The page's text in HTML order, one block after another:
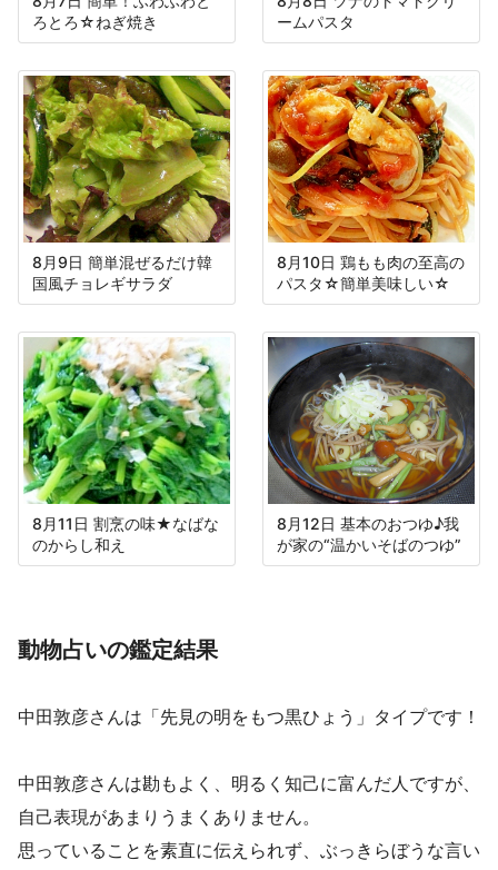
ろとろ☆ねぎ焼き
ームパスタ
8月9日 簡単混ぜるだけ韓
国風チョレギサラダ
8月10日 鶏もも肉の至高の
パスタ☆簡単美味しい☆
8月11日 割烹の味★なばな
のからし和え
8月12日 基本のおつゆ♪我
が家の“温かいそばのつゆ”
動物占いの鑑定結果
中田敦彦さんは「先見の明をもつ黒ひょう」タイプです！
中田敦彦さんは勘もよく、明るく知己に富んだ人ですが、
自己表現があまりうまくありません。
思っていることを素直に伝えられず、ぶっきらぼうな言い